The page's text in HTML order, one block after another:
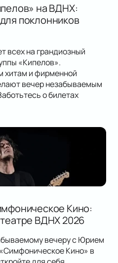
на ВДНХ:
поклонников
всех на грандиозный
«Кипелов».
хитам и фирменной
вечер незабываемым
о билетах
Кино:
ВДНХ 2026
вечеру с Юрием
Кино» в